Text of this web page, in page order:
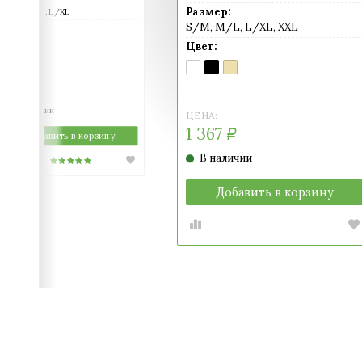
S/M, M/L, L/XL
В наличии
Добавить в корзину
Размер:
S/M, M/L, L/XL, XXL
Цвет:
BIANCO
(белый)
NERO
(черный)
SKIN
(телесный)
ЦЕНА:
1 367 Р
В наличии
Добавить в корзину